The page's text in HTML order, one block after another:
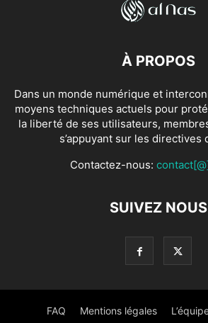
À PROPOS
Dans un monde numérique et
moyens techniques actuels pour
la liberté de ses utilisateurs,
s’appuyant sur les directives
Contactez-nous:
SUIVEZ NOUS
FAQ Mentions légales